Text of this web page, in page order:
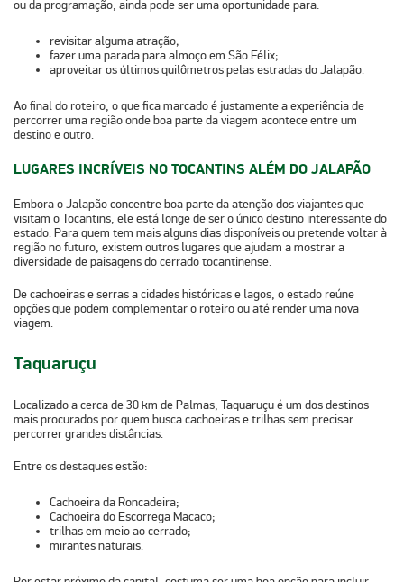
ou da programação, ainda pode ser uma oportunidade para:
revisitar alguma atração;
fazer uma parada para almoço em São Félix;
aproveitar os últimos quilômetros pelas estradas do Jalapão.
Ao final do roteiro, o que fica marcado é justamente a experiência de
percorrer uma região onde boa parte da viagem acontece entre um
destino e outro.
LUGARES INCRÍVEIS NO TOCANTINS ALÉM DO JALAPÃO
Embora o Jalapão concentre boa parte da atenção dos viajantes que
visitam o Tocantins, ele está longe de ser o único destino interessante do
estado. Para quem tem mais alguns dias disponíveis ou pretende voltar à
região no futuro, existem outros lugares que ajudam a mostrar a
diversidade de paisagens do cerrado tocantinense.
De cachoeiras e serras a cidades históricas e lagos, o estado reúne
opções que podem complementar o roteiro ou até render uma nova
viagem.
Taquaruçu
Localizado a cerca de30 km de Palmas, Taquaruçu é um dos destinos
mais procurados por quem busca cachoeiras e trilhas sem precisar
percorrer grandes distâncias.
Entre os destaques estão:
Cachoeira da Roncadeira;
Cachoeira do Escorrega Macaco;
trilhas em meio ao cerrado;
mirantes naturais.